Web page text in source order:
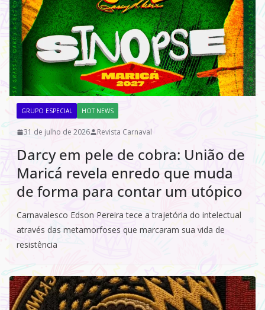
GRUPO ESPECIAL HOT NEWS
31 de julho de 2026 Revista Carnaval
Darcy em pele de cobra: União de
Maricá revela enredo que muda
de forma para contar um utópico
Carnavalesco Edson Pereira tece a trajetória do intelectual
através das metamorfoses que marcaram sua vida de
resistência